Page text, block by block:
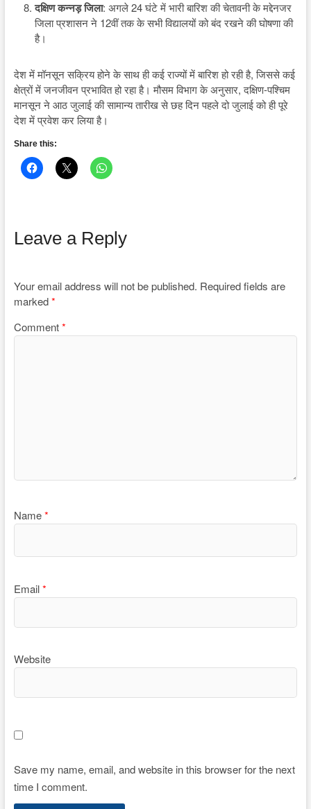
दक्षिण कन्नड़ जिला: अगले 24 घंटे में भारी बारिश की चेतावनी के मद्देनजर
जिला प्रशासन ने 12वीं तक के सभी विद्यालयों को बंद रखने की घोषणा की
है।
देश में मॉनसून सक्रिय होने के साथ ही कई राज्यों में बारिश हो रही है, जिससे कई
क्षेत्रों में जनजीवन प्रभावित हो रहा है। मौसम विभाग के अनुसार, दक्षिण-पश्चिम
मानसून ने आठ जुलाई की सामान्य तारीख से छह दिन पहले दो जुलाई को ही पूरे
देश में प्रवेश कर लिया है।
Share this:
Leave a Reply
Your email address will not be published. Required fields are
marked*
Comment*
Name*
Email*
Website
Save my name, email, and website in this browser for the next
time I comment.